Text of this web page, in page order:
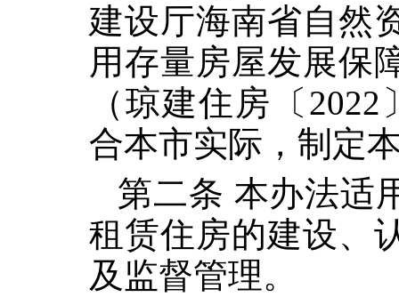
建设厅海南省自然
用存量房屋发展保
（琼建住房〔
合本市实际，制定
第二条 本办法适
租赁住房的建设、
及监督管理。